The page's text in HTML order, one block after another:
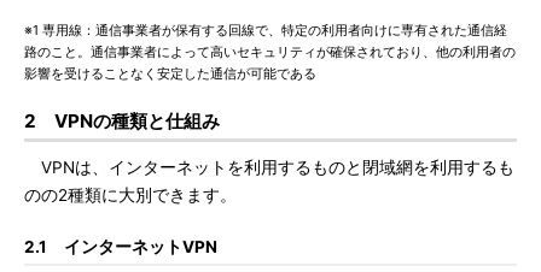
※1 専用線：通信事業者が保有する回線で、特定の利用者向けに専有された通信経
路のこと。通信事業者によって高いセキュリティが確保されており、他の利用者の
影響を受けることなく安定した通信が可能である
2 VPNの種類と仕組み
VPNは、インターネットを利用するものと閉域網を利用するも
のの2種類に大別できます。
2.1 インターネットVPN